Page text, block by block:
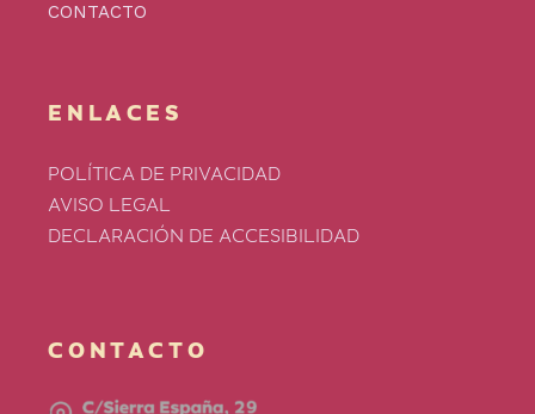
CONTACTO
ENLACES
POLÍTICA DE PRIVACIDAD
AVISO LEGAL
DECLARACIÓN DE ACCESIBILIDAD
CONTACTO